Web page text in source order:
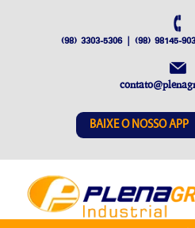
(98) 3303-5306 | (98) 98145-
BAIXE O NOSSO APP